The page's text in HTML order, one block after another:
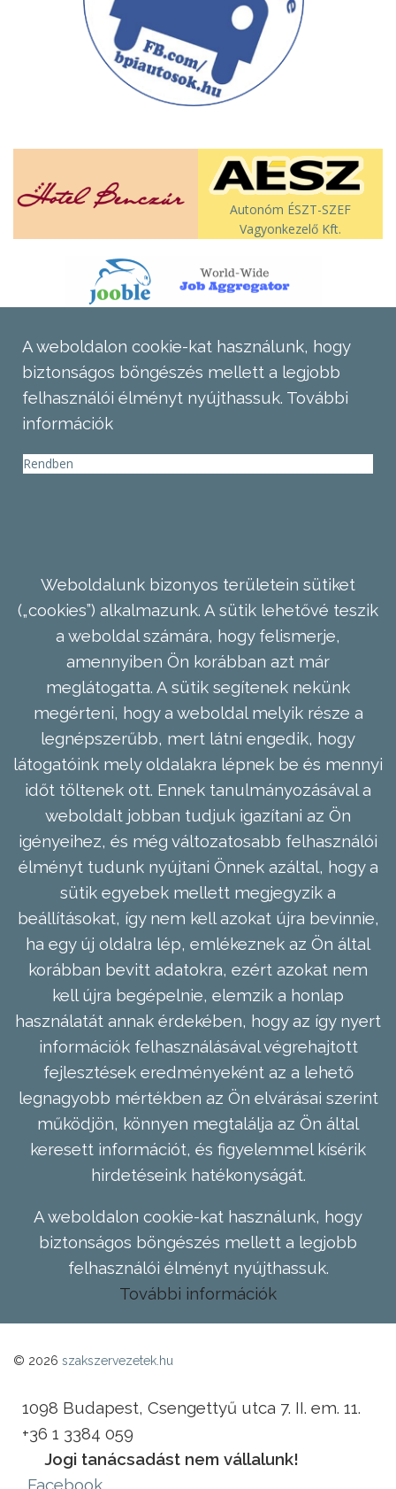
Autonóm ÉSZT-SZEF
Vagyonkezelő Kft.
A weboldalon cookie-kat használunk, hogy
biztonságos böngészés mellett a legjobb
felhasználói élményt nyújthassuk. További
információk
Rendben
Weboldalunk bizonyos területein sütiket
(„cookies”) alkalmazunk. A sütik lehetővé teszik
a weboldal számára, hogy felismerje,
amennyiben Ön korábban azt már
meglátogatta. A sütik segítenek nekünk
megérteni, hogy a weboldal melyik része a
legnépszerűbb, mert látni engedik, hogy
látogatóink mely oldalakra lépnek be és mennyi
időt töltenek ott. Ennek tanulmányozásával a
weboldalt jobban tudjuk igazítani az Ön
igényeihez, és még változatosabb felhasználói
élményt tudunk nyújtani Önnek azáltal, hogy a
sütik egyebek mellett megjegyzik a
beállításokat, így nem kell azokat újra bevinnie,
ha egy új oldalra lép, emlékeznek az Ön által
korábban bevitt adatokra, ezért azokat nem
kell újra begépelnie, elemzik a honlap
használatát annak érdekében, hogy az így nyert
információk felhasználásával végrehajtott
fejlesztések eredményeként az a lehető
legnagyobb mértékben az Ön elvárásai szerint
működjön, könnyen megtalálja az Ön által
keresett információt, és figyelemmel kísérik
hirdetéseink hatékonyságát.
A weboldalon cookie-kat használunk, hogy
biztonságos böngészés mellett a legjobb
felhasználói élményt nyújthassuk.
További információk
© 2026 szakszervezetek.hu
1098 Budapest, Csengettyű utca 7. II. em. 11.
+36 1 3384 059
Jogi tanácsadást nem vállalunk!
Facebook